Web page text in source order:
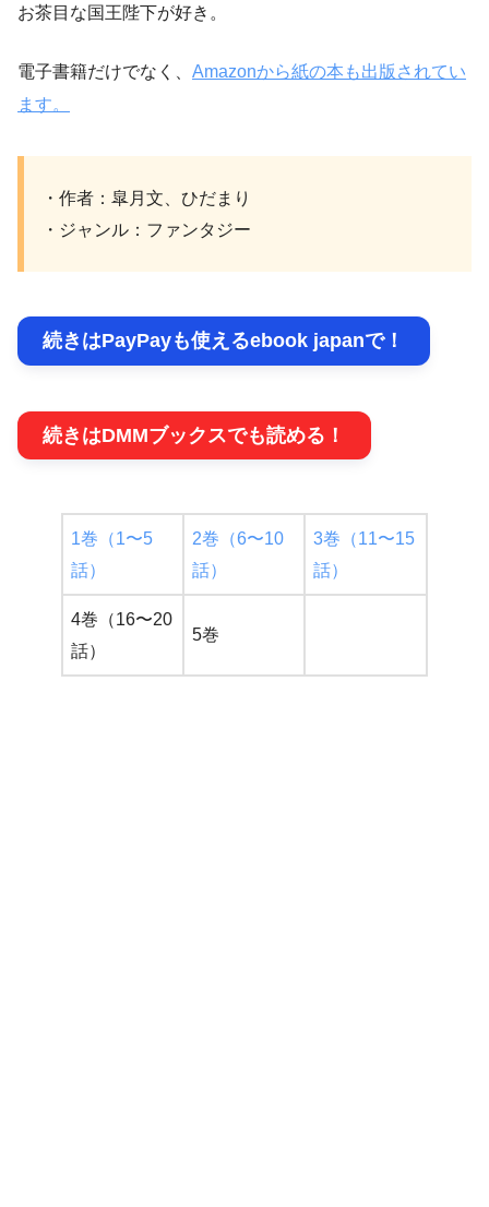
お茶目な国王陛下が好き。
電子書籍だけでなく、 Amazonから紙の本も出版されてい
ます。
・作者：皐月文、ひだまり
・ジャンル：ファンタジー
続きはPayPayも使えるebook japanで！
続きはDMMブックスでも読める！
1巻（1〜5
話）
2巻（6〜10
話）
3巻（11〜15
話）
4巻（16〜20
話）
5巻